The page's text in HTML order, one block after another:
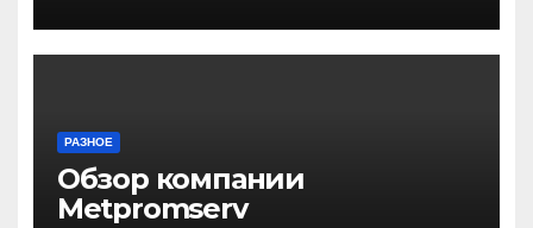
РАЗНОЕ
Обзор компании
Metpromserv